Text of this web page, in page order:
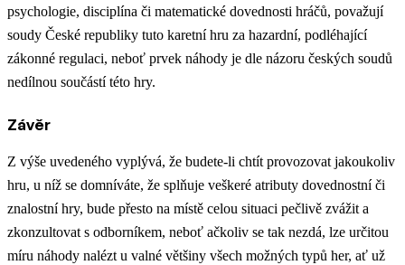
psychologie, disciplína či matematické dovednosti hráčů, považují
soudy České republiky tuto karetní hru za hazardní, podléhající
zákonné regulaci, neboť prvek náhody je dle názoru českých soudů
nedílnou součástí této hry.
Závěr
Z výše uvedeného vyplývá, že budete-li chtít provozovat jakoukoliv
hru, u níž se domníváte, že splňuje veškeré atributy dovednostní či
znalostní hry, bude přesto na místě celou situaci pečlivě zvážit a
zkonzultovat s odborníkem, neboť ačkoliv se tak nezdá, lze určitou
míru náhody nalézt u valné většiny všech možných typů her, ať už